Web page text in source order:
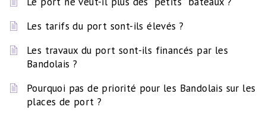
Les tarifs du port sont-ils élevés ?
Les travaux du port sont-ils financés par les
Bandolais ?
Pourquoi pas de priorité pour les Bandolais sur les
places de port ?